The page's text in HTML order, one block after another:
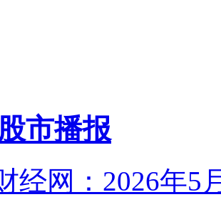
股市播报
经网：2026年5